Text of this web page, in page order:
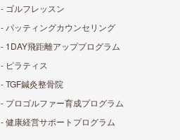
- ゴルフレッスン
- パッティングカウンセリング
- 1DAY飛距離アッププログラム
- ピラティス
- TGF鍼灸整骨院
- プロゴルファー育成プログラム
- 健康経営サポートプログラム